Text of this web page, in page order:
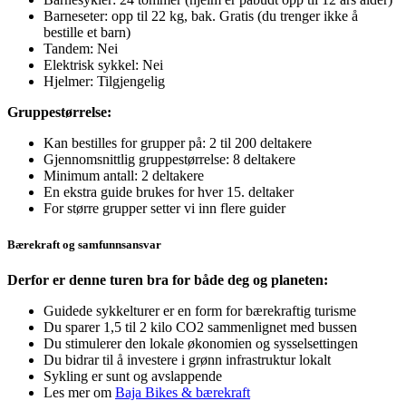
Barneseter: opp til 22 kg, bak. Gratis (du trenger ikke å
bestille et barn)
Tandem: Nei
Elektrisk sykkel: Nei
Hjelmer: Tilgjengelig
Gruppestørrelse:
Kan bestilles for grupper på: 2 til 200 deltakere
Gjennomsnittlig gruppestørrelse: 8 deltakere
Minimum antall: 2 deltakere
En ekstra guide brukes for hver 15. deltaker
For større grupper setter vi inn flere guider
Bærekraft og samfunnsansvar
Derfor er denne turen bra for både deg og planeten:
Guidede sykkelturer er en form for bærekraftig turisme
Du sparer 1,5 til 2 kilo CO2 sammenlignet med bussen
Du stimulerer den lokale økonomien og sysselsettingen
Du bidrar til å investere i grønn infrastruktur lokalt
Sykling er sunt og avslappende
Les mer om Baja Bikes & bærekraft